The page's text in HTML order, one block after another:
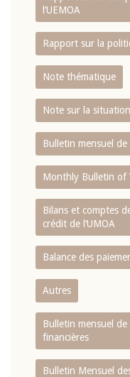
l‘UEMOA
Rapport sur la
Note thématique
Note sur la
Bulletin mensuel
Monthly Bulletin of
Bilans et comptes
crédit de l‘UMOA
Balance des
Autres
Bulletin mensuel
financières
Bulletin Mensuel